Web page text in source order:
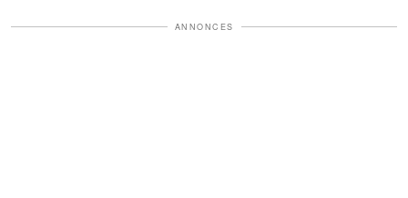
ANNONCES